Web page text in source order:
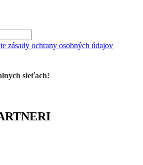
zásady ochrany osobných údajov
sieťach!